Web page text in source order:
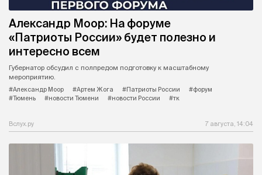
Александр Моор: На форуме
«Патриоты России» будет полезно и
интересно всем
Губернатор обсудил с полпредом подготовку к масштабному
мероприятию.
#Александр Моор
#Артем Жога #Патриоты России
#форум
#Тюмень
#новости Тюмени #новости России #тк
Вслух.ру 7 августа, 14:04